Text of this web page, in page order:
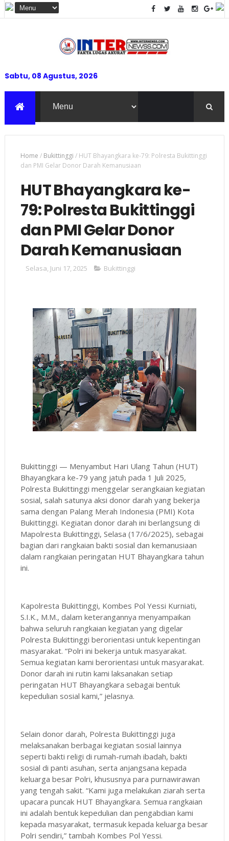
Sabtu, 08 Agustus, 2026
Home / Bukittinggi / HUT Bhayangkara ke-79: Polresta Bukittinggi
dan PMI Gelar Donor Darah Kemanusiaan
HUT Bhayangkara ke-
79: Polresta Bukittinggi
dan PMI Gelar Donor
Darah Kemanusiaan
Selasa, Juni 17, 2025 Bukittinggi
Bukittinggi — Menyambut Hari Ulang Tahun (HUT)
Bhayangkara ke-79 yang jatuh pada 1 Juli 2025,
Polresta Bukittinggi menggelar serangkaian kegiatan
sosial, salah satunya aksi donor darah yang bekerja
sama dengan Palang Merah Indonesia (PMI) Kota
Bukittinggi. Kegiatan donor darah ini berlangsung di
Mapolresta Bukittinggi, Selasa (17/6/2025), sebagai
bagian dari rangkaian bakti sosial dan kemanusiaan
dalam rangkaian peringatan HUT Bhayangkara tahun
ini.
Kapolresta Bukittinggi, Kombes Pol Yessi Kurniati,
S.I.K., M.M., dalam keterangannya menyampaikan
bahwa seluruh rangkaian kegiatan yang digelar
Polresta Bukittinggi berorientasi untuk kepentingan
masyarakat. “Polri ini bekerja untuk masyarakat.
Semua kegiatan kami berorientasi untuk masyarakat.
Donor darah ini rutin kami laksanakan setiap
peringatan HUT Bhayangkara sebagai bentuk
kepedulian sosial kami,” jelasnya.
Selain donor darah, Polresta Bukittinggi juga
melaksanakan berbagai kegiatan sosial lainnya
seperti bakti religi di rumah-rumah ibadah, bakti
sosial di panti asuhan, serta anjangsana kepada
keluarga besar Polri, khususnya para purnawirawan
yang tengah sakit. “Kami juga melakukan ziarah serta
upacara puncak HUT Bhayangkara. Semua rangkaian
ini adalah bentuk kepedulian dan pengabdian kami
kepada masyarakat, termasuk kepada keluarga besar
Polri sendiri,” tambah Kombes Pol Yessi.